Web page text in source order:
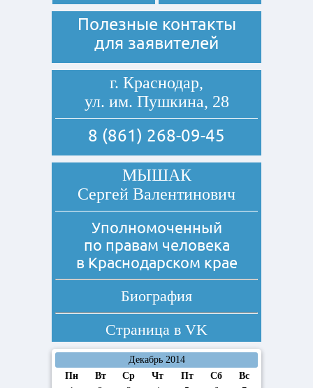
Полезные контакты
для заявителей
г. Краснодар,
ул. им. Пушкина, 28
8 (861) 268-09-45
МЫШАК
Сергей Валентинович
Уполномоченный
по правам человека
в Краснодарском крае
Биография
Страница в VK
Декабрь 2014
Пн
Вт Ср Чт Пт Сб
Вс